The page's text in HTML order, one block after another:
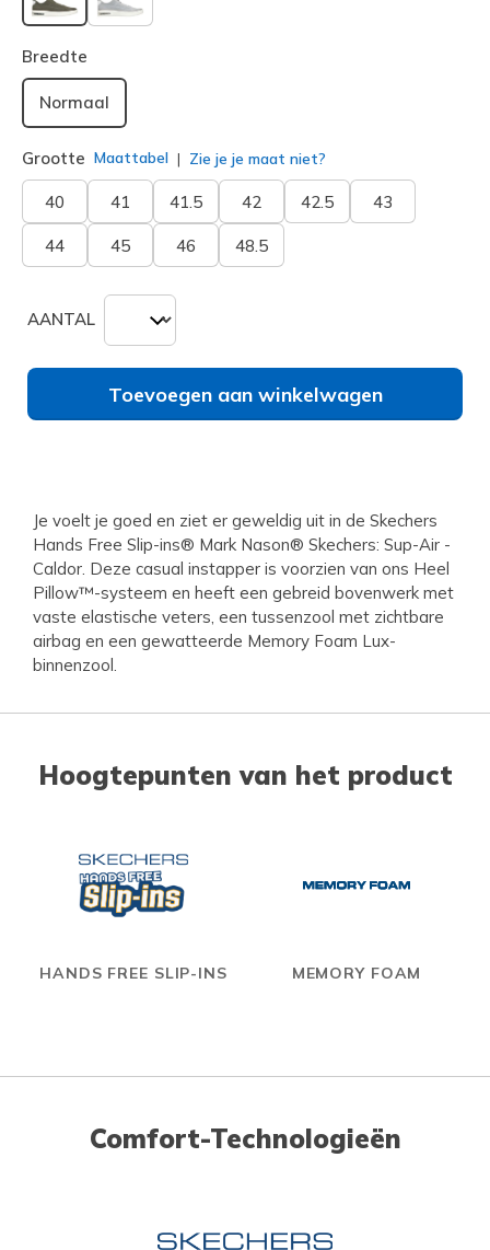
geselecteerd
Breedte
Normaal
Grootte Maattabel Zie je je maat niet?
40 41 41.5 42 42.5 43
44 45 46 48.5
AANTAL
Toevoegen aan winkelwagen
Je voelt je goed en ziet er geweldig uit in de Skechers
Hands Free Slip-ins® Mark Nason® Skechers: Sup-Air -
Caldor. Deze casual instapper is voorzien van ons Heel
Pillow™-systeem en heeft een gebreid bovenwerk met
vaste elastische veters, een tussenzool met zichtbare
airbag en een gewatteerde Memory Foam Lux-
binnenzool.
Hoogtepunten van het product
HANDS FREE SLIP-INS MEMORY FOAM
Comfort-Technologieën